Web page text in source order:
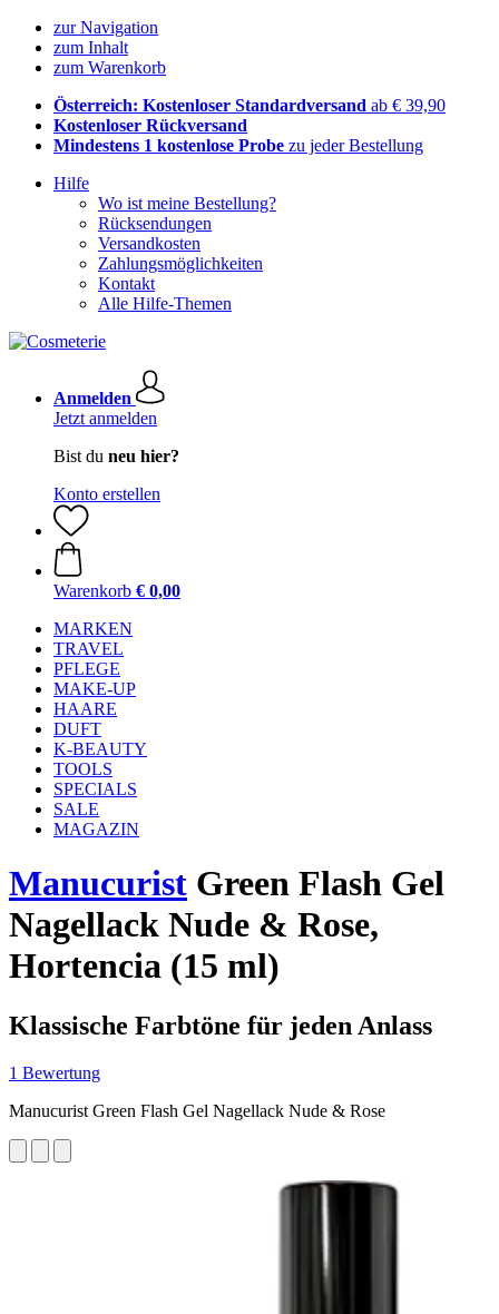
zur Navigation
zum Inhalt
zum Warenkorb
Österreich: Kostenloser Standardversand ab € 39,90
Kostenloser Rückversand
Mindestens 1 kostenlose Probe zu jeder Bestellung
Hilfe
Wo ist meine Bestellung?
Rücksendungen
Versandkosten
Zahlungsmöglichkeiten
Kontakt
Alle Hilfe-Themen
Anmelden
Jetzt anmelden
Bist du neu hier?
Konto erstellen
Warenkorb € 0,00
MARKEN
TRAVEL
PFLEGE
MAKE-UP
HAARE
DUFT
K-BEAUTY
TOOLS
SPECIALS
SALE
MAGAZIN
Manucurist Green Flash Gel
Nagellack Nude & Rose,
Hortencia (15 ml)
Klassische Farbtöne für jeden Anlass
1 Bewertung
Manucurist Green Flash Gel Nagellack Nude & Rose